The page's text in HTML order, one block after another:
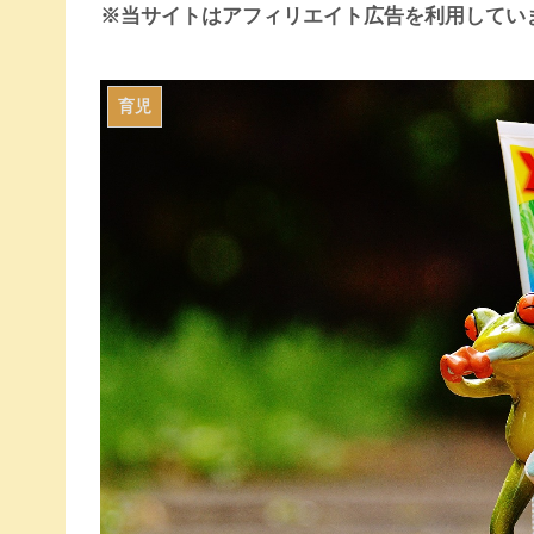
※当サイトはアフィリエイト広告を利用してい
育児